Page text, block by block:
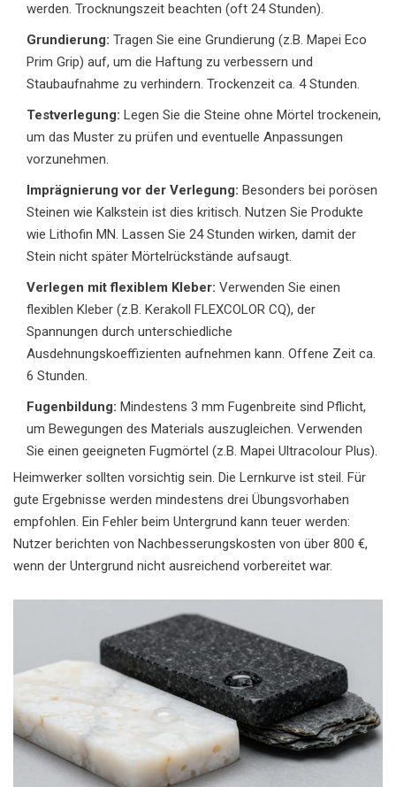
werden. Trocknungszeit beachten (oft 24 Stunden).
Grundierung: Tragen Sie eine Grundierung (z.B. Mapei Eco
Prim Grip) auf, um die Haftung zu verbessern und
Staubaufnahme zu verhindern. Trockenzeit ca. 4 Stunden.
Testverlegung: Legen Sie die Steine ohne Mörtel trockenein,
um das Muster zu prüfen und eventuelle Anpassungen
vorzunehmen.
Imprägnierung vor der Verlegung: Besonders bei porösen
Steinen wie Kalkstein ist dies kritisch. Nutzen Sie Produkte
wie Lithofin MN. Lassen Sie 24 Stunden wirken, damit der
Stein nicht später Mörtelrückstände aufsaugt.
Verlegen mit flexiblem Kleber: Verwenden Sie einen
flexiblen Kleber (z.B. Kerakoll FLEXCOLOR CQ), der
Spannungen durch unterschiedliche
Ausdehnungskoeffizienten aufnehmen kann. Offene Zeit ca.
6 Stunden.
Fugenbildung: Mindestens 3 mm Fugenbreite sind Pflicht,
um Bewegungen des Materials auszugleichen. Verwenden
Sie einen geeigneten Fugmörtel (z.B. Mapei Ultracolour Plus).
Heimwerker sollten vorsichtig sein. Die Lernkurve ist steil. Für
gute Ergebnisse werden mindestens drei Übungsvorhaben
empfohlen. Ein Fehler beim Untergrund kann teuer werden:
Nutzer berichten von Nachbesserungskosten von über 800 €,
wenn der Untergrund nicht ausreichend vorbereitet war.